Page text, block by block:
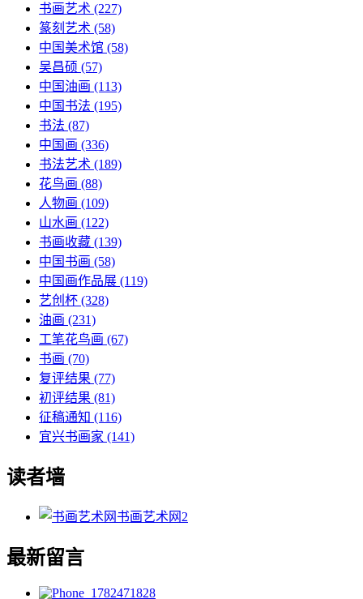
书画艺术 (227)
篆刻艺术 (58)
中国美术馆 (58)
吴昌硕 (57)
中国油画 (113)
中国书法 (195)
书法 (87)
中国画 (336)
书法艺术 (189)
花鸟画 (88)
人物画 (109)
山水画 (122)
书画收藏 (139)
中国书画 (58)
中国画作品展 (119)
艺创杯 (328)
油画 (231)
工笔花鸟画 (67)
书画 (70)
复评结果 (77)
初评结果 (81)
征稿通知 (116)
宜兴书画家 (141)
读者墙
书画艺术网 2
最新留言